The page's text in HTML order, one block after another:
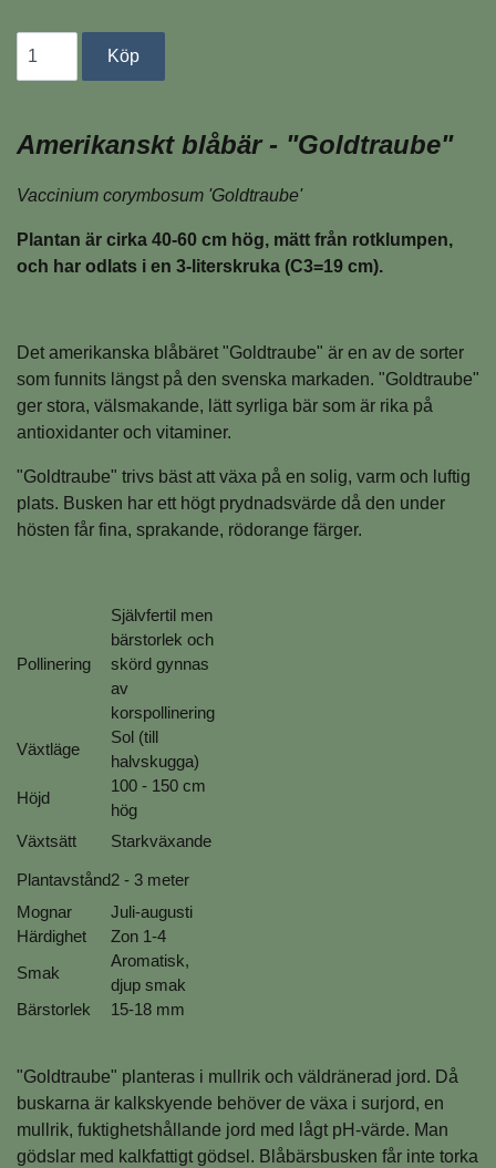
Amerikanskt blåbär - "Goldtraube"
Vaccinium corymbosum 'Goldtraube'
Plantan är cirka 40-60 cm hög, mätt från rotklumpen,
och har odlats i en 3-literskruka (C3=19 cm).
Det amerikanska blåbäret "Goldtraube" är en av de sorter
som funnits längst på den svenska markaden. "Goldtraube"
ger stora, välsmakande, lätt syrliga bär som är rika på
antioxidanter och vitaminer.
"Goldtraube" trivs bäst att växa på en solig, varm och luftig
plats. Busken har ett högt prydnadsvärde då den under
hösten får fina, sprakande, rödorange färger.
Pollinering
Självfertil men
bärstorlek och
skörd gynnas
av
korspollinering
Växtläge
Sol (till
halvskugga)
Höjd
100 - 150 cm
hög
Växtsätt
Starkväxande
Plantavstånd2 - 3 meter
Mognar
Juli-augusti
Härdighet
Zon 1-4
Smak
Aromatisk,
djup smak
Bärstorlek
15-18 mm
"Goldtraube" planteras i mullrik och väldränerad jord. Då
buskarna är kalkskyende behöver de växa i surjord, en
mullrik, fuktighetshållande jord med lågt pH-värde. Man
gödslar med kalkfattigt gödsel. Blåbärsbusken får inte torka